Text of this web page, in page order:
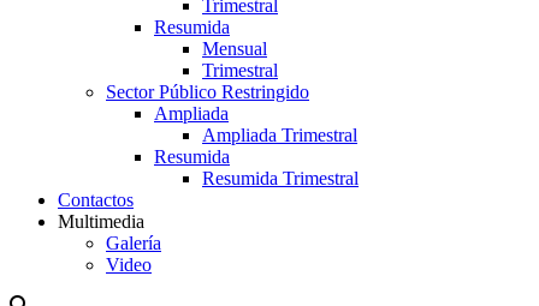
Trimestral
Resumida
Mensual
Trimestral
Sector Público Restringido
Ampliada
Ampliada Trimestral
Resumida
Resumida Trimestral
Contactos
Multimedia
Galería
Video